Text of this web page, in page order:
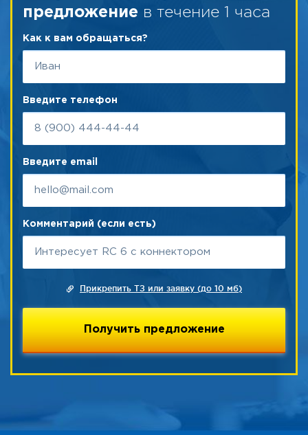
предложение в течение 1 часа
Как к вам обращаться?
Введите телефон
Введите email
Комментарий (если есть)
Прикрепить ТЗ или заявку (до 10 мб)